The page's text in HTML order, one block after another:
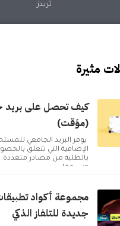
ثريدز
مثيرة
كيف تحصل على بريد
(مؤقت)
يوفر البريد الجامعي
الإضافية التي تتعلق
بالطلبة من مصادر متعددة.
ويب مقا...
جديدة للتلفاز الذكي